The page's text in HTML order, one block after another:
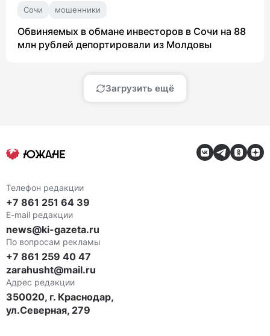
Сочи мошенники
Обвиняемых в обмане инвесторов в Сочи на 88
млн рублей депортировали из Молдовы
Загрузить ещё
Телефон редакции
+7 861 251 64 39
E-mail редакции
news@ki-gazeta.ru
По вопросам рекламы
+7 861 259 40 47
zarahusht@mail.ru
Адрес редакции
350020, г. Краснодар,
ул.Северная, 279